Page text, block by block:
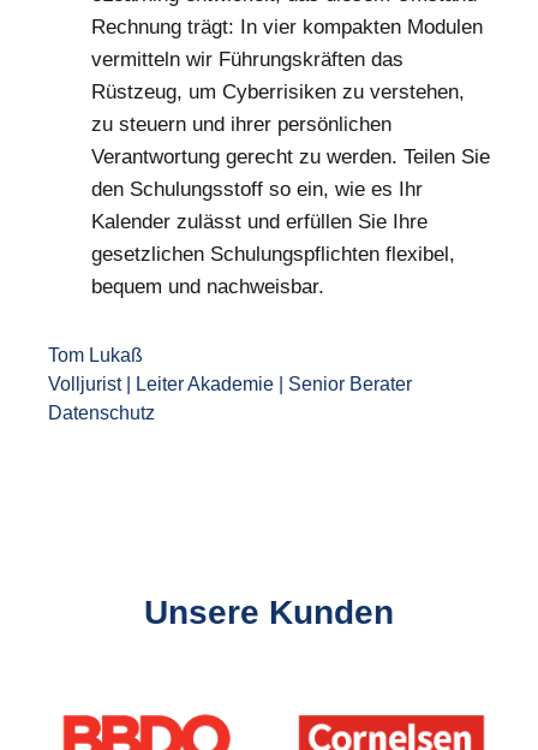
Rechnung trägt: In vier kompakten Modulen
vermitteln wir Führungskräften das
Rüstzeug, um Cyberrisiken zu verstehen,
zu steuern und ihrer persönlichen
Verantwortung gerecht zu werden. Teilen Sie
den Schulungsstoff so ein, wie es Ihr
Kalender zulässt und erfüllen Sie Ihre
gesetzlichen Schulungspflichten flexibel,
bequem und nachweisbar.
Tom Lukaß
Volljurist | Leiter Akademie
Senior Berater
Datenschutz
Unsere Kunden